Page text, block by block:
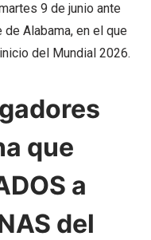
9 de junio ante
Alabama, en el que
del Mundial 2026.
que
a
del